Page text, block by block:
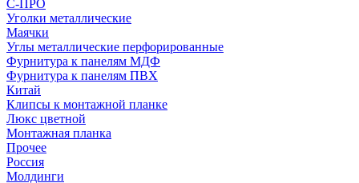
С-ПРО
Уголки металлические
Маячки
Углы металлические перфорированные
Фурнитура к панелям МДФ
Фурнитура к панелям ПВХ
Китай
Клипсы к монтажной планке
Люкс цветной
Монтажная планка
Прочее
Россия
Молдинги